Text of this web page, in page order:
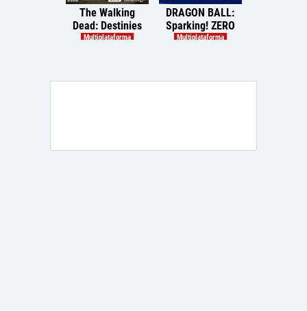
The Walking
Dead: Destinies
Multiplataforma
DRAGON BALL:
Sparking! ZERO
Multiplataforma